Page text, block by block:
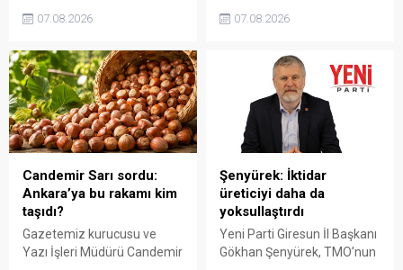
karşısında yetersiz kaldığını
emeğinin korunmasını
istedi. Karaibrahim,
sürdürülebilir üretim için
fiyat politikasının yeniden
değerlendirilmesi gerektiğini
söyledi.
07.08.2026
Açıklanan rakamın üreticinin
karşılamadığını belirten
Gezmiş, “Üreticiyi yok
sayanı, günü geldiğinde
üretici de yok sayacaktır”
dedi.
07.08.2026
Candemir Sarı sordu:
Ankara’ya bu rakamı kim
taşıdı?
Gazetemiz kurucusu ve
Yazı İşleri Müdürü Candemir
Şenyürek: İktidar
üreticiyi daha da
yoksullaştırdı
Yeni Parti Giresun İl Başkanı
Gökhan Şenyürek, TMO’nun